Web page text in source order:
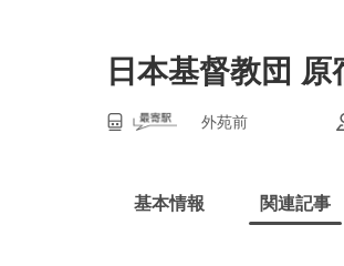
日本基督教団 原
外苑前
基本情報 関連記事